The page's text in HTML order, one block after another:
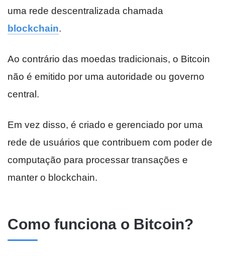
uma rede descentralizada chamada
blockchain.
Ao contrário das moedas tradicionais, o Bitcoin
não é emitido por uma autoridade ou governo
central.
Em vez disso, é criado e gerenciado por uma
rede de usuários que contribuem com poder de
computação para processar transações e
manter o blockchain.
Como funciona o Bitcoin?